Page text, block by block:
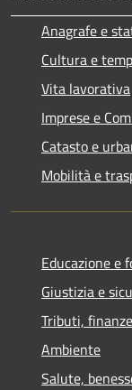
Anagrafe e
Cultura e
Vita lavorativa
Imprese e
Catasto e
Mobilità e
Educazione e
Giustizia e
Tributi,
Ambiente
Salute,